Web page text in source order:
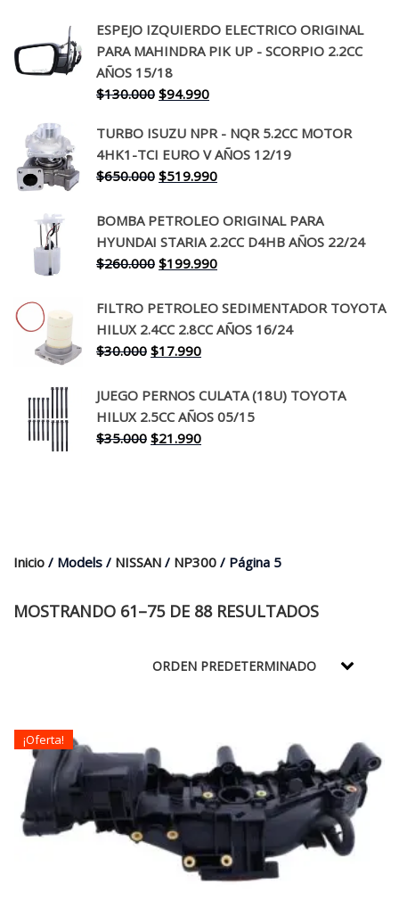
ESPEJO IZQUIERDO ELECTRICO ORIGINAL
PARA MAHINDRA PIK UP - SCORPIO 2.2CC
AÑOS 15/18
$130.000 El
original
era:
$130.000.
$94.990El
actual
es:
$94.990.
TURBO ISUZU NPR - NQR 5.2CC MOTOR
4HK1-TCI EURO V AÑOS 12/19
$650.000 El
original
era:
$650.000.
$519.990El
actual
es:
$519.990.
BOMBA PETROLEO ORIGINAL PARA
HYUNDAI STARIA 2.2CC D4HB AÑOS 22/24
$260.000 El
original
era:
$260.000.
$199.990El
actual
es:
FILTRO PETROLEO SEDIMENTADOR TOYOTA
HILUX 2.4CC 2.8CC AÑOS 16/24
$30.000 El
original
era:
$30.000.
$17.990El
actual
es:
$17.990.
JUEGO PERNOS CULATA (18U) TOYOTA
HILUX 2.5CC AÑOS 05/15
$35.000 El
$21.990El
Inicio / Models / NISSAN / NP300 / Página 5
MOSTRANDO 61–75 DE 88 RESULTADOS
¡Oferta!